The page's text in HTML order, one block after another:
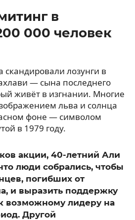
в
000 человек
скандировали лозунги в
— сына последнего
живёт в изгнании. Многие
льва и солнца
фоне — символом
в 1979 году.
акции, 40-летний Али
люди собрались, чтобы
погибших от
и выразить поддержку
возможному лидеру на
Другой